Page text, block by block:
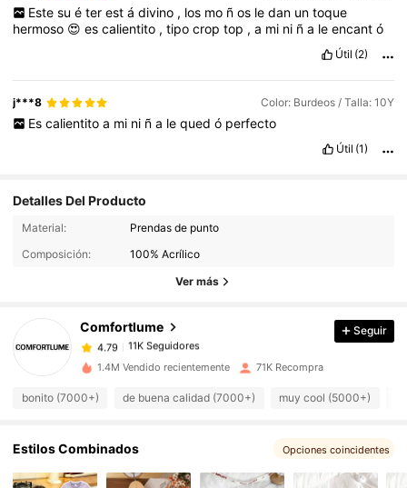
Este su é ter est á divino , los mo ñ os le dan un toque
hermoso 😍escalientito ,tipocroptop ,a mi ni ña leencantó
Útil (2)
j***8 Color: Burdeos / Talla: 10Y
Es calientito a mi ni ñ a le qued ó perfecto
Útil (1)
Detalles Del Producto
Material:
Prendas de punto
Composición:
100% Acrílico
Ver más
Comfortlume
11K Seguidores
11K Seguidores
4.79
11K Seguidores
5***5
seguidoHace 5 horas
4.79
4.79 11K Seguidores
4.79 11K Seguidores
Seguir
1.4M Vendido recientemente 71K Recompra
bonito (7000+) de buena calidad (7000+) muy cool (5000+)
Estilos Combinados Opciones coincidentes